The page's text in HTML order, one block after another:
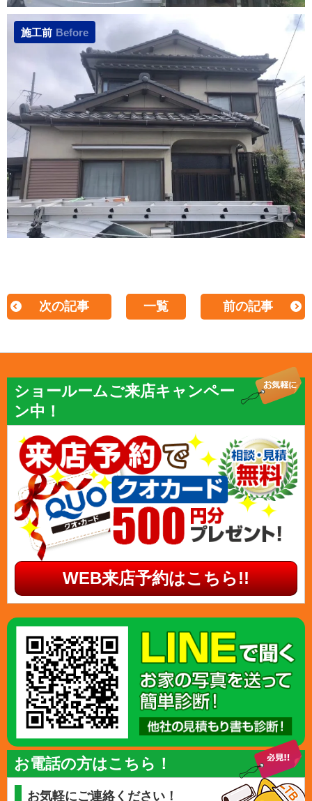
施工前 Before
次の記事 一覧 前の記事
ショールームご来店キャンペー
ン中！
WEB来店予約はこちら!!
お電話の方はこちら！
お気軽にご連絡ください！